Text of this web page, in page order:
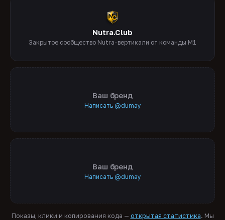
Nutra.Club
Закрытое сообщество Nutra-вертикали от команды M1
Ваш бренд
Написать @dumay
Ваш бренд
Написать @dumay
Показы, клики и копирования кода — открытая статистика. Мы